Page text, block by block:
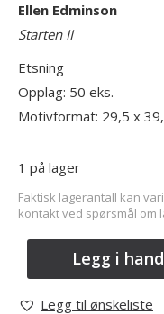
Ellen Edminson
Starten II
Etsning
Opplag: 50 eks.
Motivformat: 29,5 x
1 på lager
Faktisk lagerantall kan
kontakt ved spørsmål om
Legg i
Legg til ønskeliste